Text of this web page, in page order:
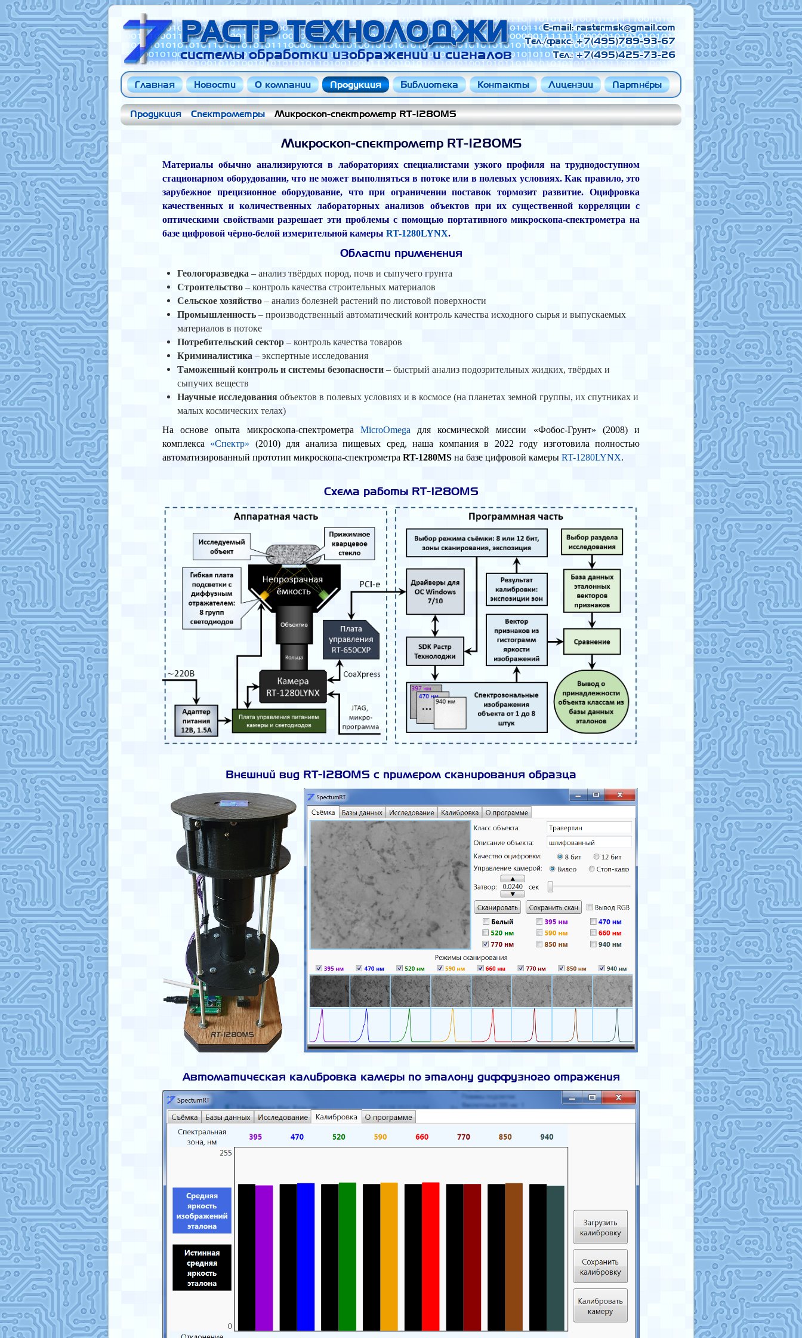
E-mail:
Тел./факс: +7(495)789-93-67
Тел.: +7(495)425-73-26
РАСТР ТЕХНОЛОДЖИ
системы обработки изображений и сигналов
Главная Новости О компании Продукция Библиотека Контакты Лицензии Партнёры
Продукция Спектрометры Микроскоп-спектрометр RT-1280MS
Микроскоп-спектрометр RT-1280MS
Материалы обычно анализируются в лабораториях специалистами узкого профиля на труднодоступном
стационарном оборудовании, что не может выполняться в потоке или в полевых условиях. Как правило, это
зарубежное прецизионное оборудование, что при ограничении поставок тормозит развитие. Оцифровка
качественных и количественных лабораторных анализов объектов при их существенной корреляции с
оптическими свойствами разрешает эти проблемы с помощью портативного микроскопа-спектрометра на
базе цифровой чёрно-белой измерительной камеры RT-1280LYNX.
Области применения
Геологоразведка – анализ твёрдых пород, почв и сыпучего грунта
Строительство – контроль качества строительных материалов
Сельское хозяйство – анализ болезней растений по листовой поверхности
Промышленность – производственный автоматический контроль качества исходного сырья и выпускаемых
материалов в потоке
Потребительский сектор – контроль качества товаров
Криминалистика – экспертные исследования
Таможенный контроль и системы безопасности – быстрый анализ подозрительных жидких, твёрдых и
сыпучих веществ
Научные исследования объектов в полевых условиях и в космосе (на планетах земной группы, их спутниках и
малых космических телах)
На основе опыта микроскопа-спектрометра MicroOmega для космической миссии «Фобос-Грунт» (2008) и
комплекса «Спектр» (2010) для анализа пищевых сред, наша компания в 2022 году изготовила полностью
автоматизированный прототип микроскопа-спектрометра RT-1280MS на базе цифровой камеры RT-1280LYNX.
Схема работы RT-1280MS
Внешний вид RT-1280MS с примером сканирования образца
Автоматическая калибровка камеры по эталону диффузного отражения